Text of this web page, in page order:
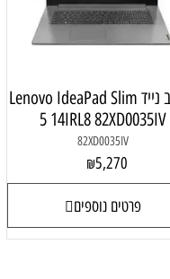
מחשב נייד Lenovo IdeaPad Slim
5 14IRL8 82XD0035IV
82XD0035IV
₪5,270
פרטים נוספים